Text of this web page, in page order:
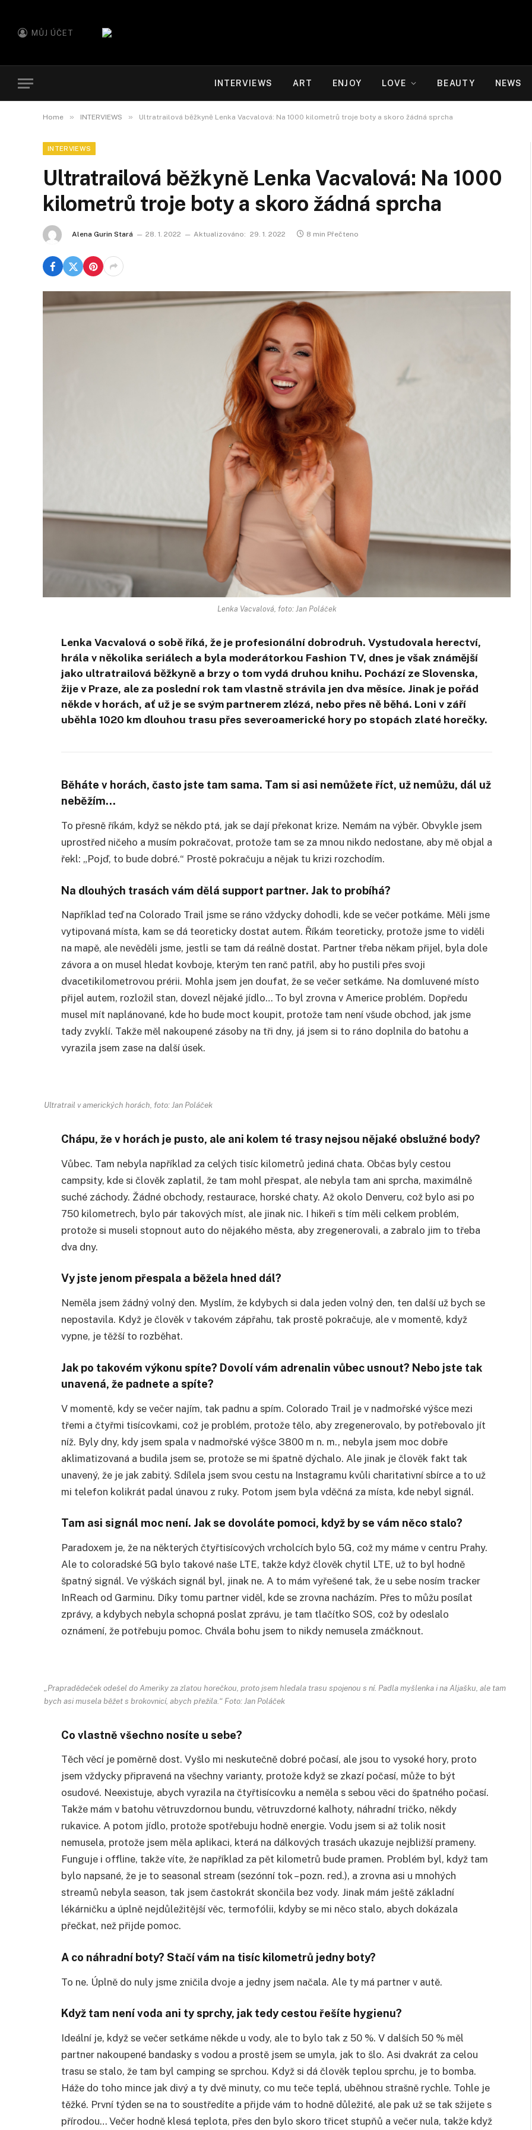
MŮJ ÚČET
INTERVIEWS ART ENJOY LOVE BEAUTY NEWS
Home » INTERVIEWS » Ultratrailová běžkyně Lenka Vacvalová: Na 1000 kilometrů troje boty a skoro žádná sprcha
INTERVIEWS
Ultratrailová běžkyně Lenka Vacvalová: Na 1000
kilometrů troje boty a skoro žádná sprcha
Alena Gurin Stará 28. 1. 2022 Aktualizováno: 29. 1. 2022 8 min Přečteno
Lenka Vacvalová, foto: Jan Poláček
Lenka Vacvalová o sobě říká, že je profesionální dobrodruh. Vystudovala herectví,
hrála v několika seriálech a byla moderátorkou Fashion TV, dnes je však známější
jako ultratrailová běžkyně a brzy o tom vydá druhou knihu. Pochází ze Slovenska,
žije v Praze, ale za poslední rok tam vlastně strávila jen dva měsíce. Jinak je pořád
někde v horách, ať už je se svým partnerem zlézá, nebo přes ně běhá. Loni v září
uběhla 1020 km dlouhou trasu přes severoamerické hory po stopách zlaté horečky.
Běháte v horách, často jste tam sama. Tam si asi nemůžete říct, už nemůžu, dál už
neběžím…
To přesně říkám, když se někdo ptá, jak se dají překonat krize. Nemám na výběr. Obvykle jsem
uprostřed ničeho a musím pokračovat, protože tam se za mnou nikdo nedostane, aby mě objal a
řekl: „Pojď, to bude dobré.“ Prostě pokračuju a nějak tu krizi rozchodím.
Na dlouhých trasách vám dělá support partner. Jak to probíhá?
Například teď na Colorado Trail jsme se ráno vždycky dohodli, kde se večer potkáme. Měli jsme
vytipovaná místa, kam se dá teoreticky dostat autem. Říkám teoreticky, protože jsme to viděli
na mapě, ale nevěděli jsme, jestli se tam dá reálně dostat. Partner třeba někam přijel, byla dole
závora a on musel hledat kovboje, kterým ten ranč patřil, aby ho pustili přes svoji
dvacetikilometrovou prérii. Mohla jsem jen doufat, že se večer setkáme. Na domluvené místo
přijel autem, rozložil stan, dovezl nějaké jídlo… To byl zrovna v Americe problém. Dopředu
musel mít naplánované, kde ho bude moct koupit, protože tam není všude obchod, jak jsme
tady zvyklí. Takže měl nakoupené zásoby na tři dny, já jsem si to ráno doplnila do batohu a
vyrazila jsem zase na další úsek.
Ultratrail v amerických horách, foto: Jan Poláček
Chápu, že v horách je pusto, ale ani kolem té trasy nejsou nějaké obslužné body?
Vůbec. Tam nebyla například za celých tisíc kilometrů jediná chata. Občas byly cestou
campsity, kde si člověk zaplatil, že tam mohl přespat, ale nebyla tam ani sprcha, maximálně
suché záchody. Žádné obchody, restaurace, horské chaty. Až okolo Denveru, což bylo asi po
750 kilometrech, bylo pár takových míst, ale jinak nic. I hikeři s tím měli celkem problém,
protože si museli stopnout auto do nějakého města, aby zregenerovali, a zabralo jim to třeba
dva dny.
Vy jste jenom přespala a běžela hned dál?
Neměla jsem žádný volný den. Myslím, že kdybych si dala jeden volný den, ten další už bych se
nepostavila. Když je člověk v takovém zápřahu, tak prostě pokračuje, ale v momentě, když
vypne, je těžší to rozběhat.
Jak po takovém výkonu spíte? Dovolí vám adrenalin vůbec usnout? Nebo jste tak
unavená, že padnete a spíte?
V momentě, kdy se večer najím, tak padnu a spím. Colorado Trail je v nadmořské výšce mezi
třemi a čtyřmi tisícovkami, což je problém, protože tělo, aby zregenerovalo, by potřebovalo jít
níž. Byly dny, kdy jsem spala v nadmořské výšce 3800 m n. m., nebyla jsem moc dobře
aklimatizovaná a budila jsem se, protože se mi špatně dýchalo. Ale jinak je člověk fakt tak
unavený, že je jak zabitý. Sdílela jsem svou cestu na Instagramu kvůli charitativní sbírce a to už
mi telefon kolikrát padal únavou z ruky. Potom jsem byla vděčná za místa, kde nebyl signál.
Tam asi signál moc není. Jak se dovoláte pomoci, když by se vám něco stalo?
Paradoxem je, že na některých čtyřtisícových vrcholcích bylo 5G, což my máme v centru Prahy.
Ale to coloradské 5G bylo takové naše LTE, takže když člověk chytil LTE, už to byl hodně
špatný signál. Ve výškách signál byl, jinak ne. A to mám vyřešené tak, že u sebe nosím tracker
InReach od Garminu. Díky tomu partner viděl, kde se zrovna nacházím. Přes to můžu posílat
zprávy, a kdybych nebyla schopná poslat zprávu, je tam tlačítko SOS, což by odeslalo
oznámení, že potřebuju pomoc. Chvála bohu jsem to nikdy nemusela zmáčknout.
„Prapradědeček odešel do Ameriky za zlatou horečkou, proto jsem hledala trasu spojenou s ní. Padla myšlenka i na Aljašku, ale tam
bych asi musela běžet s brokovnicí, abych přežila.“ Foto: Jan Poláček
Co vlastně všechno nosíte u sebe?
Těch věcí je poměrně dost. Vyšlo mi neskutečně dobré počasí, ale jsou to vysoké hory, proto
jsem vždycky připravená na všechny varianty, protože když se zkazí počasí, může to být
osudové. Neexistuje, abych vyrazila na čtyřtisícovku a neměla s sebou věci do špatného počasí.
Takže mám v batohu větruvzdornou bundu, větruvzdorné kalhoty, náhradní tričko, někdy
rukavice. A potom jídlo, protože spotřebuju hodně energie. Vodu jsem si až tolik nosit
nemusela, protože jsem měla aplikaci, která na dálkových trasách ukazuje nejbližší prameny.
Funguje i offline, takže víte, že například za pět kilometrů bude pramen. Problém byl, když tam
bylo napsané, že je to seasonal stream (sezónní tok – pozn. red.), a zrovna asi u mnohých
streamů nebyla season, tak jsem častokrát skončila bez vody. Jinak mám ještě základní
lékárničku a úplně nejdůležitější věc, termofólii, kdyby se mi něco stalo, abych dokázala
přečkat, než přijde pomoc.
A co náhradní boty? Stačí vám na tisíc kilometrů jedny boty?
To ne. Úplně do nuly jsme zničila dvoje a jedny jsem načala. Ale ty má partner v autě.
Když tam není voda ani ty sprchy, jak tedy cestou řešíte hygienu?
Ideální je, když se večer setkáme někde u vody, ale to bylo tak z 50 %. V dalších 50 % měl
partner nakoupené bandasky s vodou a prostě jsem se umyla, jak to šlo. Asi dvakrát za celou
trasu se stalo, že tam byl camping se sprchou. Když si dá člověk teplou sprchu, je to bomba.
Háže do toho mince jak divý a ty dvě minuty, co mu teče teplá, uběhnou strašně rychle. Tohle je
těžké. První týden se na to soustředíte a přijde vám to hodně důležité, ale pak už se tak sžijete s
přírodou… Večer hodně klesá teplota, přes den bylo skoro třicet stupňů a večer nula, takže když